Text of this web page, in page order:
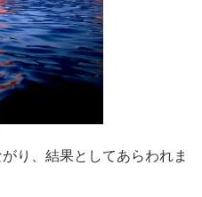
り、結果としてあらわれま